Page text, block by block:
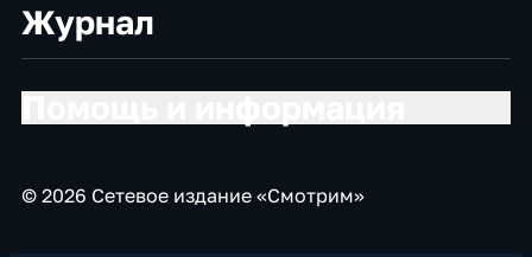
Журнал
© 2026 Сетевое издание «Смотрим»